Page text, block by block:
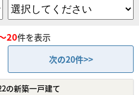
20件を表示
次の20件>>
の新築一戸建て